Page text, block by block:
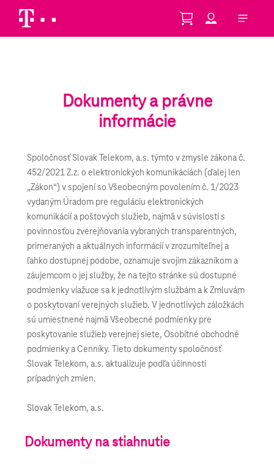
Skip to Main Content
Dokumenty a právne
informácie
Spoločnosť Slovak Telekom, a.s. týmto v zmysle zákona č.
452/2021 Z.z. o elektronických komunikáciách (ďalej len
„Zákon“) v spojení so Všeobecným povolením č. 1/2023
vydaným Úradom pre reguláciu elektronických
komunikácií a poštových služieb, najmä v súvislosti s
povinnosťou zverejňovania vybraných transparentných,
primeraných a aktuálnych informácií v zrozumiteľnej a
ľahko dostupnej podobe, oznamuje svojim zákazníkom a
záujemcom o jej služby, že na tejto stránke sú dostupné
podmienky viažuce sa k jednotlivým službám a k Zmluvám
o poskytovaní verejných služieb. V jednotlivých záložkách
sú umiestnené najmä Všeobecné podmienky pre
poskytovanie služieb verejnej siete, Osobitné obchodné
podmienky a Cenníky. Tieto dokumenty spoločnosť
Slovak Telekom, a.s. aktualizuje podľa účinnosti
prípadných zmien.
Slovak Telekom, a.s.
Dokumenty na stiahnutie